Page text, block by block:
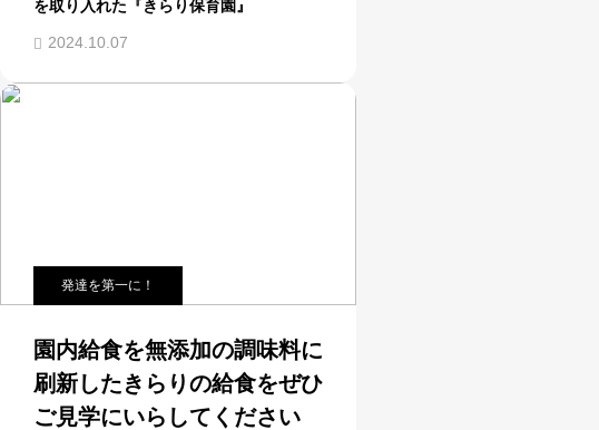
を取り入れた『きらり保育園』
2024.10.07
発達を第一に！
園内給食を無添加の調味料に
刷新したきらりの給食をぜひ
ご見学にいらしてください